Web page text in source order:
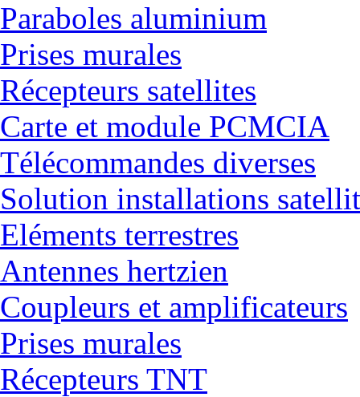
Paraboles aluminium
Prises murales
Récepteurs satellites
Carte et module PCMCIA
Télécommandes diverses
Solution installations
Eléments terrestres
Antennes hertzien
Coupleurs et amplificateurs
Prises murales
Récepteurs TNT